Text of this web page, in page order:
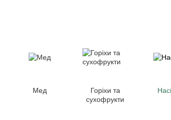
Мед
Горіхи та
сухофрукти